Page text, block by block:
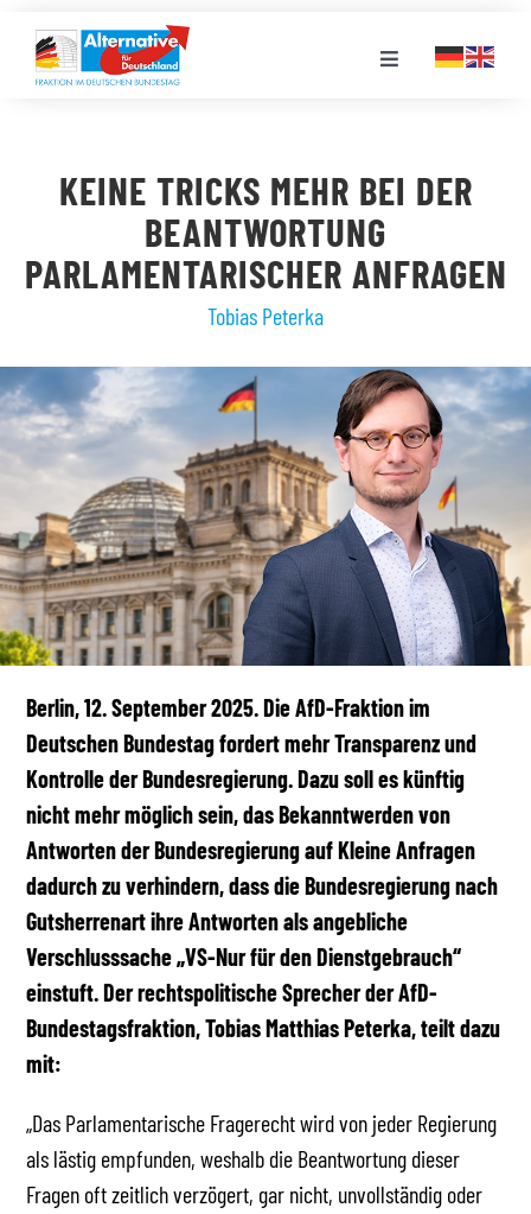
Inhalt
springen
Toggle
LANDESGRUPPEN
VERANSTALTUNGEN
PRESSE
STELLENPORTAL
MEDIATHEK
KEINE TRICKS MEHR BEI DER
BEANTWORTUNG
PARLAMENTARISCHER ANFRAGEN
Tobias Peterka
Berlin, 12. September 2025. Die AfD-Fraktion im
Deutschen Bundestag fordert mehr Transparenz und
Kontrolle der Bundesregierung. Dazu soll es künftig
nicht mehr möglich sein, das Bekanntwerden von
Antworten der Bundesregierung auf Kleine Anfragen
dadurch zu verhindern, dass die Bundesregierung nach
Gutsherrenart ihre Antworten als angebliche
Verschlusssache „VS-Nur für den Dienstgebrauch“
einstuft. Der rechtspolitische Sprecher der AfD-
Bundestagsfraktion, Tobias Matthias Peterka, teilt dazu
mit:
„Das Parlamentarische Fragerecht wird von jeder Regierung
als lästig empfunden, weshalb die Beantwortung dieser
Fragen oft zeitlich verzögert, gar nicht, unvollständig oder